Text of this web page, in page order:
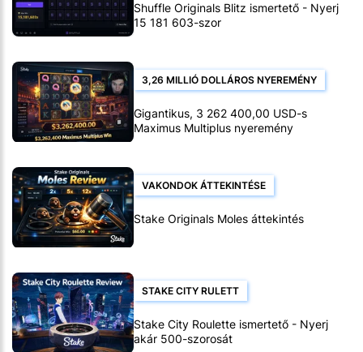
Shuffle Originals Blitz ismertető - Nyerj
15 181 603-szor
3,26 MILLIÓ DOLLÁROS NYEREMÉNY
Gigantikus, 3 262 400,00 USD-s
Maximus Multiplus nyeremény
VAKONDOK ÁTTEKINTÉSE
Stake Originals Moles áttekintés
STAKE CITY RULETT
Stake City Roulette ismertető - Nyerj
akár 500-szorosát